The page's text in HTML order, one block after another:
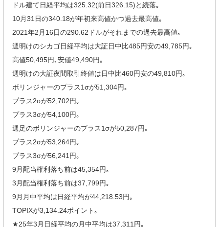
ドル建て日経平均は325.32(前日326.15)と続落｡
10月31日の340.18が年初来高値かつ過去最高値｡
2021年2月16日の290.62ドルがそれまでの過去最高値｡
週明けのシカゴ日経平均は大証日中比485円安の49,785円｡
高値50,495円､安値49,490円｡
週明けの大証夜間取引終値は日中比460円安の49,810円｡
ボリンジャーのプラス1σが51,304円｡
プラス2σが52,702円｡
プラス3σが54,100円｡
週足のボリンジャーのプラス1σが50,287円｡
プラス2σが53,264円｡
プラス3σが56,241円｡
9月配当権利落ち前は45,354円｡
3月配当権利落ち前は37,799円｡
9月月中平均は日経平均が44,218.53円｡
TOPIXが3,134.24ポイント｡
★25年3月日経平均の月中平均は37,311円｡